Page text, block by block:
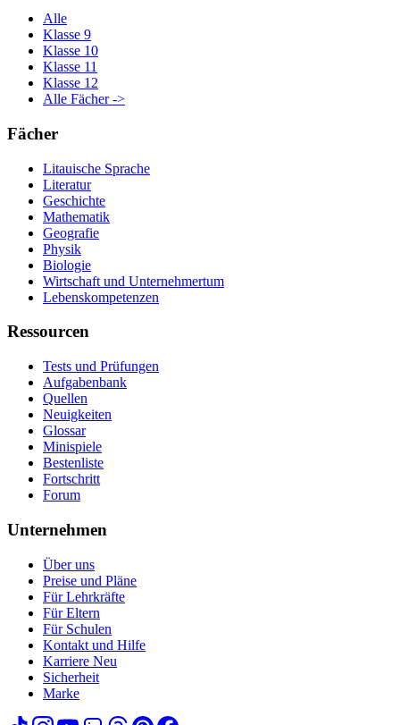
Alle
Klasse 9
Klasse 10
Klasse 11
Klasse 12
Alle Fächer ->
Fächer
Litauische Sprache
Literatur
Geschichte
Mathematik
Geografie
Physik
Biologie
Wirtschaft und Unternehmertum
Lebenskompetenzen
Ressourcen
Tests und Prüfungen
Aufgabenbank
Quellen
Neuigkeiten
Glossar
Minispiele
Bestenliste
Fortschritt
Forum
Unternehmen
Über uns
Preise und Pläne
Für Lehrkräfte
Für Eltern
Für Schulen
Kontakt und Hilfe
Karriere Neu
Sicherheit
Marke